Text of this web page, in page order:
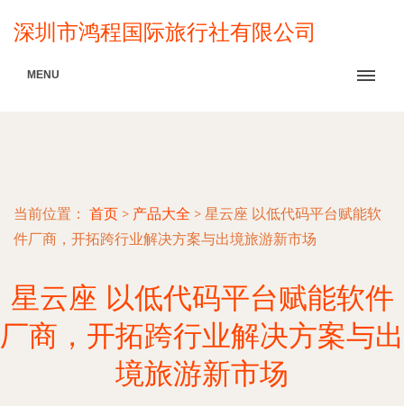
深圳市鸿程国际旅行社有限公司
MENU
当前位置： 首页 > 产品大全 > 星云座 以低代码平台赋能软
件厂商，开拓跨行业解决方案与出境旅游新市场
星云座 以低代码平台赋能软件
厂商，开拓跨行业解决方案与出
境旅游新市场